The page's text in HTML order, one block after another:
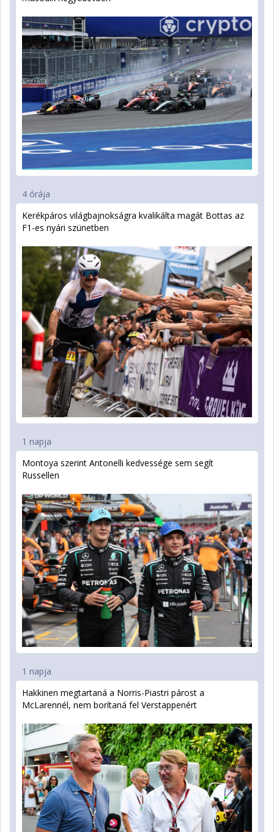
4 órája
Kerékpáros világbajnokságra kvalifikálta magát Bottas az
F1-es nyári szünetben
1 napja
Montoya szerint Antonelli kedvessége sem segít
Russellen
1 napja
Hakkinen megtartaná a Norris-Piastri párost a
McLarennél, nem borítaná fel Verstappenért